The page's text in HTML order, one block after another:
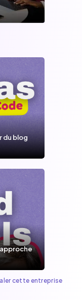
du blog
cette entreprise